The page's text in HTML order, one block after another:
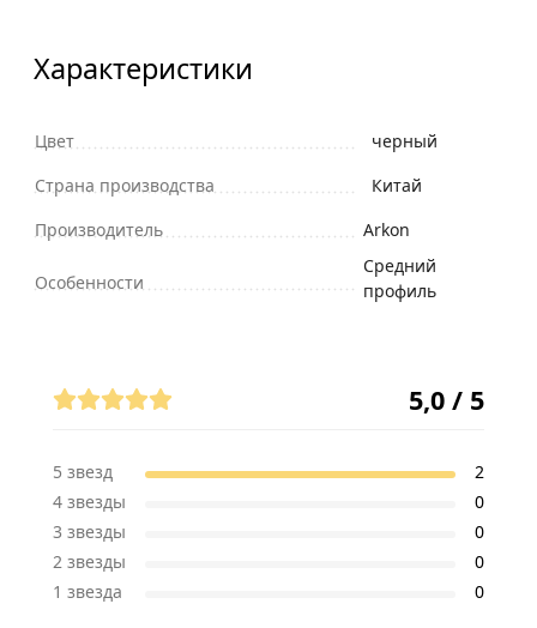
Характеристики
Цвет
черный
Страна производства
Китай
Производитель
Arkon
Особенности
Средний
профиль
Отзывы (2) 5,0 / 5
5 звезд
2
4 звезды
0
3 звезды
0
2 звезды
0
1 звезда
0